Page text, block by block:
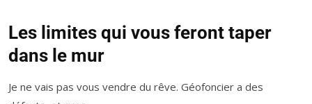
Les limites qui vous feront taper
dans le mur
Je ne vais pas vous vendre du rêve. Géofoncier a des